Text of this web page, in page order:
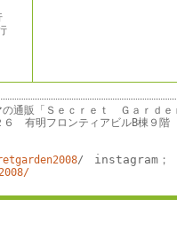
の通販「Ｓｅｃｒｅｔ Ｇａｒｄｅ
有明フロンティアビルB棟９階
/ instagram；